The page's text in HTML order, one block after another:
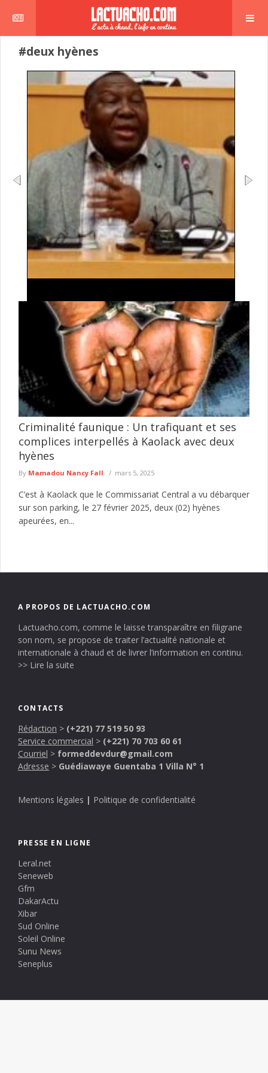
#deux hyènes
Ejime
Les changements de gouvernement anticonstitutionnels ont
gravement affecté la démocratie participative en Afrique,
entraînant notamment une résurgence des régimes militaires, ...
Criminalité faunique : Un trafiquant et ses
complices interpellés à Kaolack avec deux
hyènes
By Mamadou Nancy Fall mars 5, 2025
C’est à Kaolack que le Commissariat Central a vu débarquer
sur son parking, le 27 février 2025, deux (02) hyènes
apeurées, en...
A PROPOS DE LACTUACHO.COM
Lactuacho.com, comme le laisse transparaître en filigrane
son nom, se propose de traiter l’actualité nationale et
internationale à chaud et de livrer l’information en continu.
>> Lire la suite
CONTACTS
Rédaction > (+221) 77 519 50 93
Service commercial > (+221) 70 703 60 61
Courriel > formeddevdur@gmail.com
Adresse > Guédiawaye Guentaba 1 Villa N° 1
Mentions légales | Politique de confidentialité
PRESSE EN LIGNE
Leral.net
Seneweb
Gfm
DakarActu
Xibar
Sud Online
Soleil Online
Sunu News
Seneplus